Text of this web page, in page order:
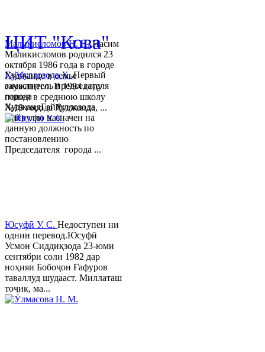
Гайбуллозода Х.Первый
заместитель председателя
города
ХуджандГайбуллозода
Хайрулло назначен на
данную должность по
постановлению
Председателя города ...
Маликисломов Н. Н.Насим
Маликисломов родился 23
октября 1986 года в городе
Худжанде в семье
служащего. В 1994 году
пошел в среднюю школу
№18 города Худжанда, ...
Юсуфӣ У. C. Недоступен ни
однин перевод.Юсуфӣ
Усмон Сиддиқзода 23-юми
сентябри соли 1982 дар
ноҳияи Бобоҷон Ғафуров
таваллуд шудааст. Миллаташ
тоҷик, ма...
ЦИТ "Кова"